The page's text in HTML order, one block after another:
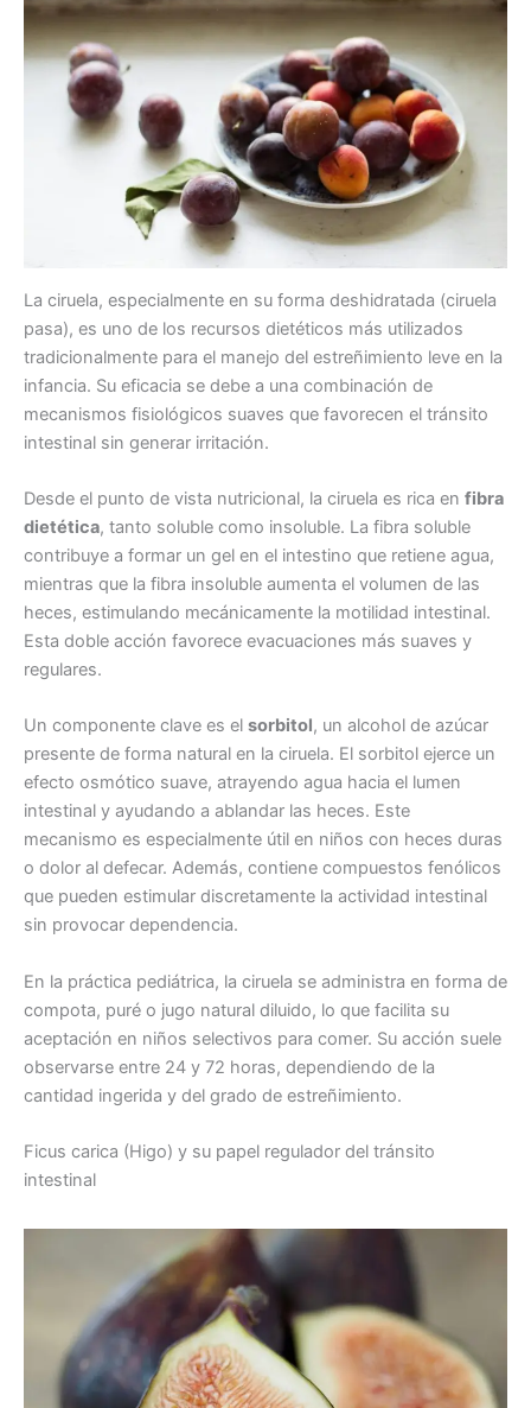
La ciruela, especialmente en su forma deshidratada (ciruela
pasa), es uno de los recursos dietéticos más utilizados
tradicionalmente para el manejo del estreñimiento leve en la
infancia. Su eficacia se debe a una combinación de
mecanismos fisiológicos suaves que favorecen el tránsito
intestinal sin generar irritación.
Desde el punto de vista nutricional, la ciruela es rica en fibra
dietética, tanto soluble como insoluble. La fibra soluble
contribuye a formar un gel en el intestino que retiene agua,
mientras que la fibra insoluble aumenta el volumen de las
heces, estimulando mecánicamente la motilidad intestinal.
Esta doble acción favorece evacuaciones más suaves y
regulares.
Un componente clave es el sorbitol, un alcohol de azúcar
presente de forma natural en la ciruela. El sorbitol ejerce un
efecto osmótico suave, atrayendo agua hacia el lumen
intestinal y ayudando a ablandar las heces. Este
mecanismo es especialmente útil en niños con heces duras
o dolor al defecar. Además, contiene compuestos fenólicos
que pueden estimular discretamente la actividad intestinal
sin provocar dependencia.
En la práctica pediátrica, la ciruela se administra en forma de
compota, puré o jugo natural diluido, lo que facilita su
aceptación en niños selectivos para comer. Su acción suele
observarse entre 24 y 72 horas, dependiendo de la
cantidad ingerida y del grado de estreñimiento.
Ficus carica (Higo) y su papel regulador del tránsito
intestinal